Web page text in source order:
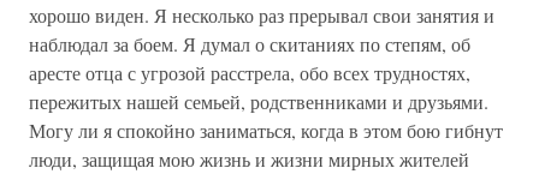
хорошо виден. Я несколько раз прерывал свои занятия и
наблюдал за боем. Я думал о скитаниях по степям, об
аресте отца с угрозой расстрела, обо всех трудностях,
пережитых нашей семьей, родственниками и друзьями.
Могу ли я спокойно заниматься, когда в этом бою гибнут
люди, защищая мою жизнь и жизни мирных жителей